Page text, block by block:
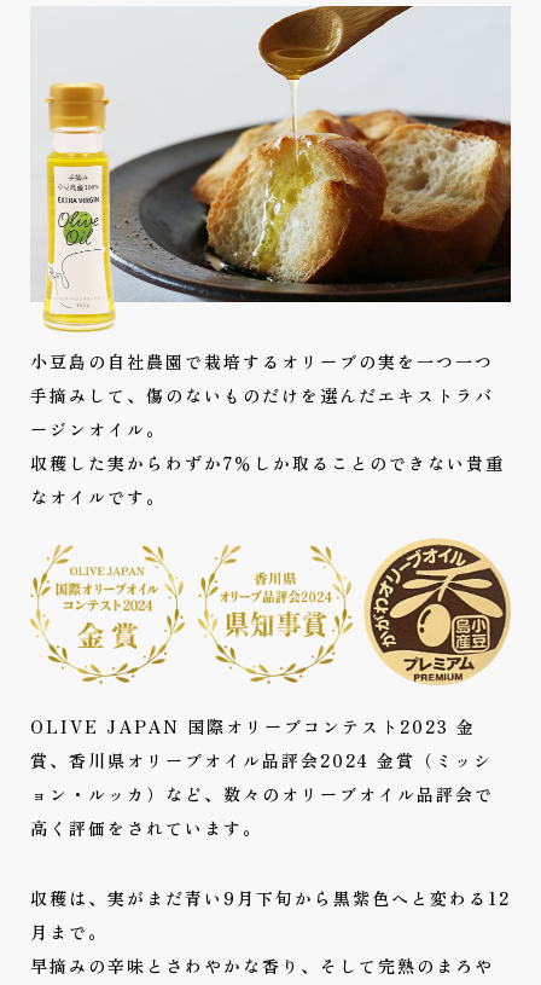
小豆島の自社農園で栽培するオリーブの実を一つ一つ
手摘みして、傷のないものだけを選んだエキストラバ
ージンオイル。
収穫した実からわずか7％しか取ることのできない貴重
なオイルです。
OLIVE JAPAN 国際オリーブコンテスト2023 金
賞、香川県オリーブオイル品評会2024 金賞（ミッシ
ョン・ルッカ）など、数々のオリーブオイル品評会で
高く評価をされています。
収穫は、実がまだ青い9月下旬から黒紫色へと変わる12
月まで。
早摘みの辛味とさわやかな香り、そして完熟のまろや